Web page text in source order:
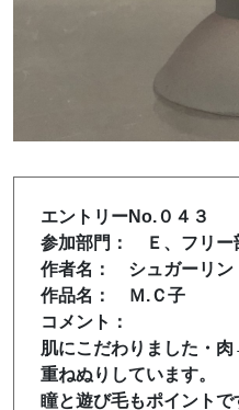
エントリーNo.０４３
参加部門： Ｅ、フリー
作者名： シュガーリン
作品名： Ｍ.Ｃ子
コメント：
肌にこだわりました・
重ねぬりしています。
瞳と遊び毛もポイントで